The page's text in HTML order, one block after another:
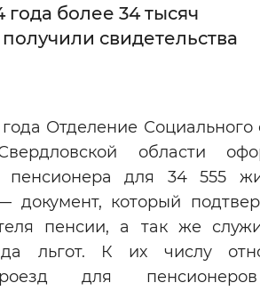
засечек С засечками
Цвет сайта
Инверсивный
Синий фон
Изображения
года более 34 тысяч
свидетельства
Отделение
области
пенсионера для 34 555
документ, который
пенсии, а так же
льгот. К их числу
для